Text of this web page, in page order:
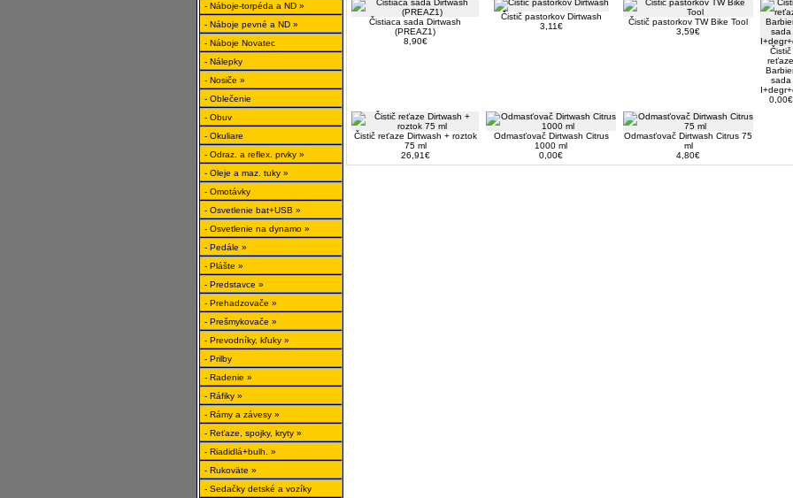
- Náboje-torpéda a ND »
- Náboje pevné a ND »
- Náboje Novatec
- Nálepky
- Nosiče »
- Oblečenie
- Obuv
- Okuliare
- Odraz. a reflex. prvky »
- Oleje a maz. tuky »
- Omotávky
- Osvetlenie bat+USB »
- Osvetlenie na dynamo »
- Pedále »
- Plášte »
- Predstavce »
- Prehadzovače »
- Prešmykovače »
- Prevodníky, kľuky »
- Prilby
- Radenie »
- Ráfiky »
- Rámy a závesy »
- Reťaze, spojky, kryty »
- Riadidlá+bulh. »
- Rukoväte »
- Sedačky detské a vozíky
Čistiaca sada Dirtwash
(PREAZ1)
8,90€
Čistič pastorkov Dirtwash
3,11€
Čistič pastorkov TW Bike Tool
3,59€
Čistič
reťaze
sada
0,00€
Čistič reťaze Dirtwash + roztok
75 ml
26,91€
Odmasťovač Dirtwash Citrus
1000 ml
0,00€
Odmasťovač Dirtwash Citrus 75
ml
4,80€